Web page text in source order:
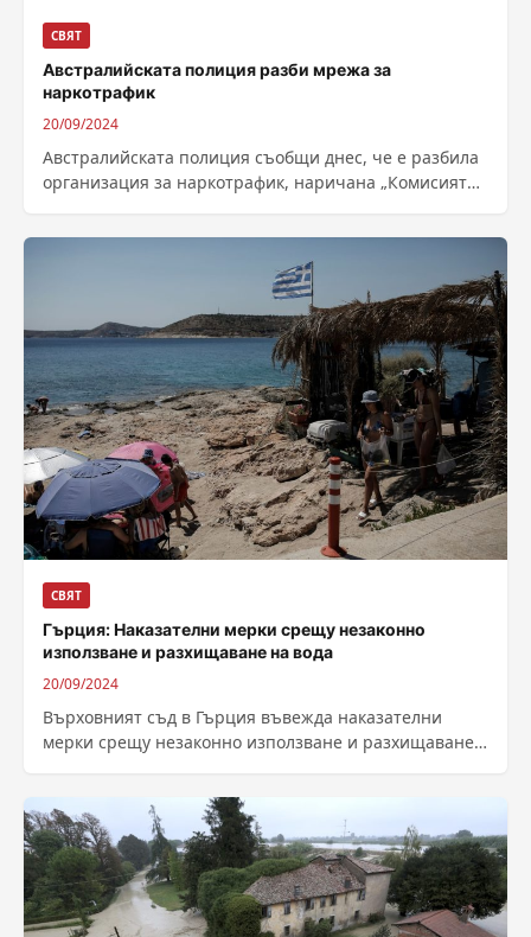
СВЯТ
Австралийската полиция разби мрежа за
наркотрафик
20/09/2024
Австралийската полиция съобщи днес, че е разбила
организация за наркотрафик, наричана „Комисията“,
СВЯТ
Гърция: Наказателни мерки срещу незаконно
използване и разхищаване на вода
20/09/2024
Върховният съд в Гърция въвежда наказателни
мерки срещу незаконно използване и разхищаване